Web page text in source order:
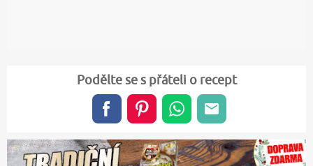
Podělte se s přáteli o recept